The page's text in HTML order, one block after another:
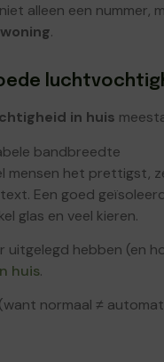
alleen een nummer,
.
in huis
bandbreedte
mensen het prettigst,
Een goed
glas en veel kieren.
uitgelegd hebben (en
huis.
normaal ≠